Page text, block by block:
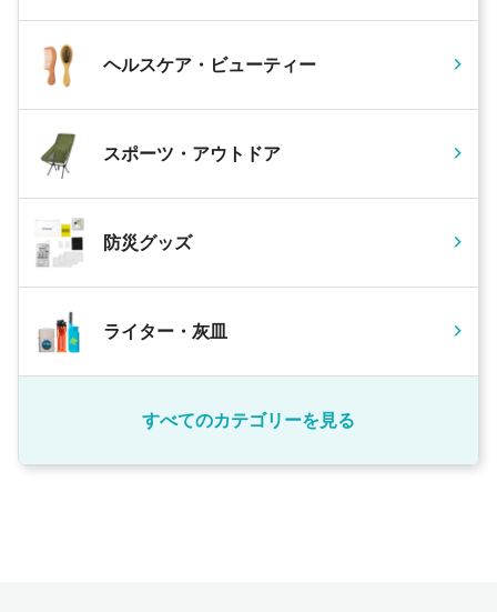
ヘルスケア・ビューティー
スポーツ・アウトドア
防災グッズ
ライター・灰皿
すべてのカテゴリーを見る